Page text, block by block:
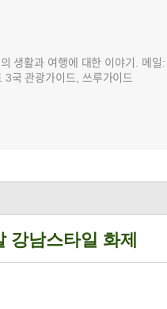
생활과 여행에 대한 이야기. 메
국 관광가이드, 쓰루가이드
강남스타일 화제